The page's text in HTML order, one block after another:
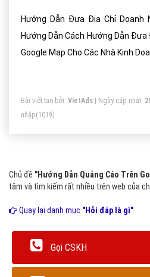
Hướng Dẫn Đưa Địa Chỉ Doanh
Hướng Dẫn Cách Hướng Dẫn Đưa
Google Map Cho Các Nhà Kinh
Bài viết tạo bởi: VietAds | Ngày cập nhật:
nhập(1019)
Chủ đề "Hướng Dẫn Quảng Cáo Trên
tâm và tìm kiếm rất nhiều trên web của
Quay lại danh mục "Hỏi đáp là gì"
Gọi CSKH